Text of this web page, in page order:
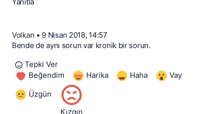
Volkan • 9 Nisan 2018, 14:57
Bende de aynı sorun var kronik bir sorun.
Tepki Ver
Beğendim
Harika Haha Vay
Üzgün
Kızgın